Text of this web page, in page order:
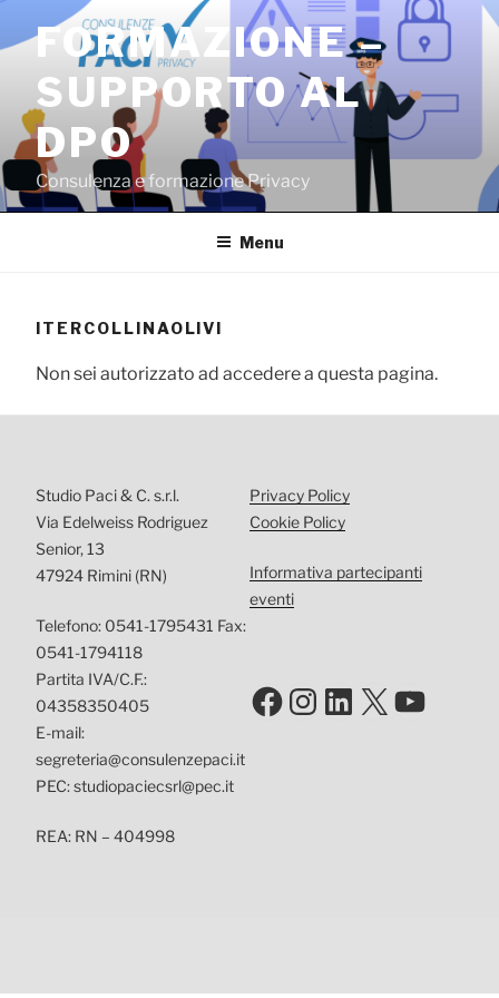
contenuto
FORMAZIONE –
SUPPORTO AL
DPO
Consulenza e formazione Privacy
Menu
ITERCOLLINAOLIVI
Non sei autorizzato ad accedere a questa pagina.
Studio Paci & C. s.r.l.
Via Edelweiss Rodriguez
Senior, 13
47924 Rimini (RN)
Telefono: 0541-1795431 Fax:
0541-1794118
Partita IVA/C.F.:
04358350405
E-mail:
segreteria@consulenzepaci.it
PEC: studiopaciecsrl@pec.it
REA: RN – 404998
Privacy Policy
Cookie Policy
Informativa partecipanti
eventi
Facebook
Instagram
LinkedIn
X